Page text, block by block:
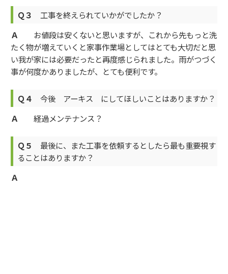
Ｑ３
工事を終えられていかがでしたか？
Ａ お値段は安くないと思いますが、これから先もっと洗
たく物が増えていくと家事作業場としてはとても大切だと思
い我が家には必要だったと再度感じられました。雨がつづく
事が何度かありましたが、とても便利です。
Ｑ４ 今後 アーキス にしてほしいことはありますか？
Ａ 経過メンテナンス？
Ｑ５
最後に、また工事を依頼するとしたら最も重要視す
ることはありますか？
Ａ